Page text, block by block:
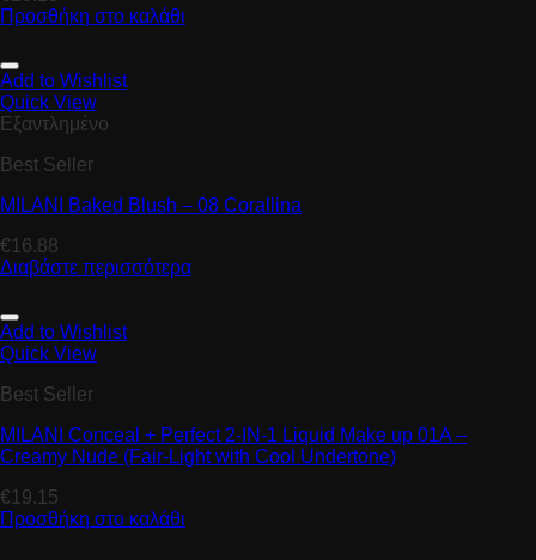
Προσθήκη στο καλάθι
Add to Wishlist
Quick View
Εξαντλημένο
Best Seller
MILANI Baked Blush – 08 Corallina
€16.88
Διαβάστε περισσότερα
Add to Wishlist
Quick View
Best Seller
MILANI Conceal + Perfect 2-IN-1 Liquid Make up 01A –
Creamy Nude (Fair-Light with Cool Undertone)
€19.15
Προσθήκη στο καλάθι